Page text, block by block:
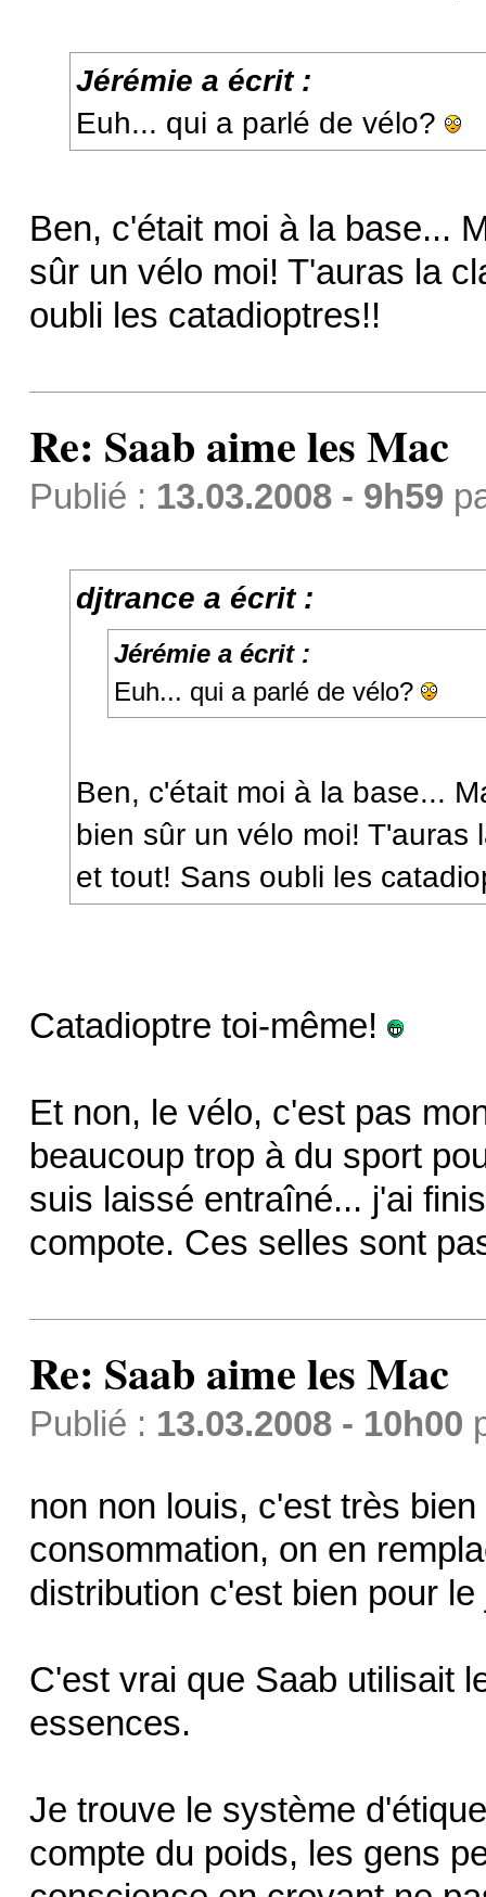
Jérémie a écrit :
Euh... qui a parlé de vélo?
Ben, c'était moi à la base...
sûr un vélo moi! T'auras la
oubli les catadioptres!!
Re: Saab aime les Mac
Publié : 13.03.2008 - 9h59
djtrance a écrit :
Jérémie a écrit :
Euh... qui a parlé de vélo?
Ben, c'était moi à la base...
bien sûr un vélo moi! T'auras
et tout! Sans oubli les
Catadioptre toi-même!
Et non, le vélo, c'est pas
beaucoup trop à du sport
suis laissé entraîné... j'ai
compote. Ces selles sont
Re: Saab aime les Mac
Publié : 13.03.2008 - 10h00
non non louis, c'est très
consommation, on en
distribution c'est bien pour le
C'est vrai que Saab utilisait
essences.
Je trouve le système
compte du poids, les gens